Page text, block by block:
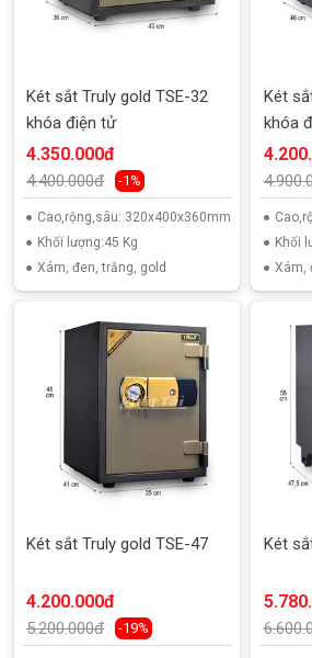
Két sắt Truly gold TSE-32
khóa điện tử
4.350.000đ
4.400.000đ -1%
Cao,rộng,sâu: 320x400x360mm
Khối lượng:45 Kg
Xám, đen, trắng, gold
Két
khóa
Khối
Xám,
Két sắt Truly gold TSE-47
4.200.000đ
5.200.000đ -19%
Két